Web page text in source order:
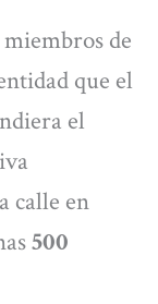
de
que el
el
calle en
500